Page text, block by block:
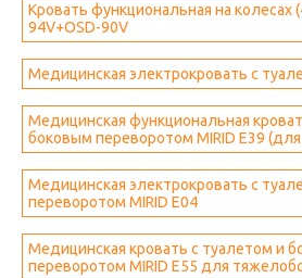
Кровать функциональная на колесах
94V+OSD-90V
Медицинская электрокровать с
Медицинская функциональная
боковым переворотом MIRID E39
Медицинская электрокровать с
переворотом MIRID Е04
Медицинская кровать с туалетом и
переворотом MIRID Е55 для